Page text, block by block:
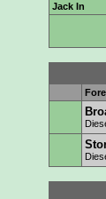
Jack In